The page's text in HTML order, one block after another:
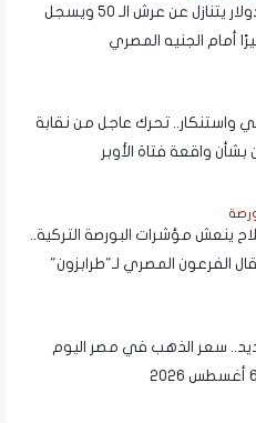
عاجل.. الدولار يتنازل عن عرش الـ 50 ويسجل
أمام الجنيه المصري
واستنكار.. تحرك عاجل من نقابة
بشأن واقعة فتاة الأوبر
ينعش مؤشرات البورصة التركية..
الفرعون المصري لـ"طرابزون"
سعر الذهب في مصر اليوم